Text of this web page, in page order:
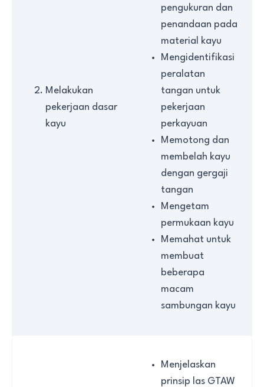
Melakukan
pekerjaan dasar
kayu
pengukuran dan
penandaan pada
material kayu
Mengidentifikasi
peralatan
tangan untuk
pekerjaan
perkayuan
Memotong dan
membelah kayu
dengan gergaji
tangan
Mengetam
permukaan kayu
Memahat untuk
membuat
beberapa
macam
sambungan kayu
Menjelaskan
prinsip las GTAW